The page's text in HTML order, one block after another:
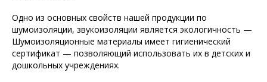
Одно из основных свойств нашей продукции по
шумоизоляции, звукоизоляции является экологичность —
Шумоизоляционные материалы имеет гигиенический
сертификат — позволяющий использовать их в детских и
дошкольных учреждениях.